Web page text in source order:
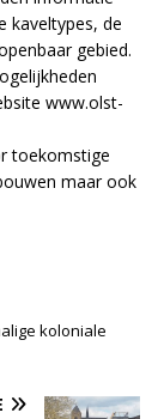
kaveltypes, de
gebied.
www.olst-
toekomstige
maar ook
koloniale